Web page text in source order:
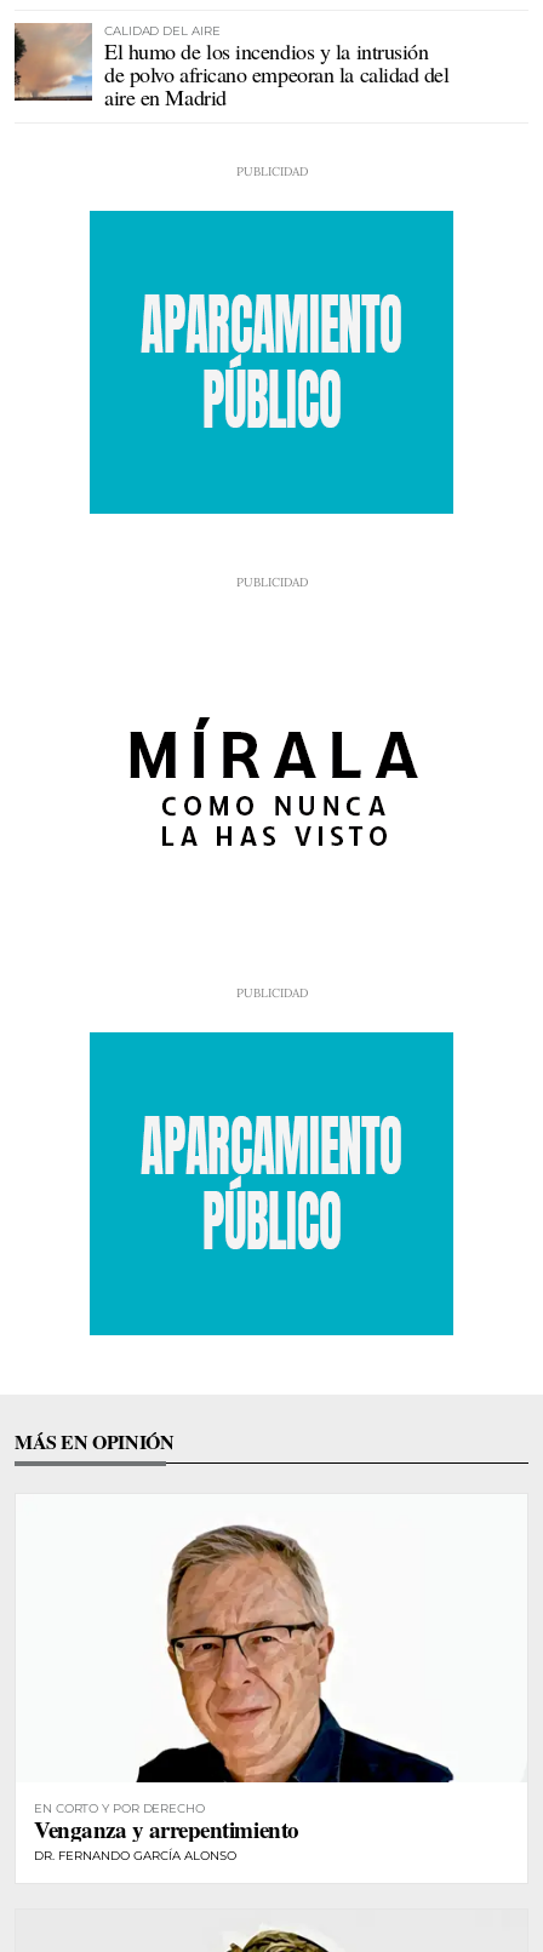
CALIDAD DEL AIRE
El humo de los incendios y la intrusión
de polvo africano empeoran la calidad del
aire en Madrid
MÁS EN OPINIÓN
EN CORTO Y POR DERECHO
Venganza y arrepentimiento
DR. FERNANDO GARCÍA ALONSO